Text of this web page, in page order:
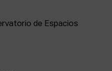
de Espacios